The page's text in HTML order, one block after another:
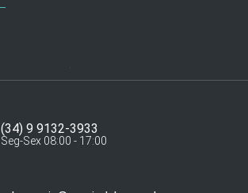
(34) 9 9132-3933
Seg-Sex 08:00 - 17:00